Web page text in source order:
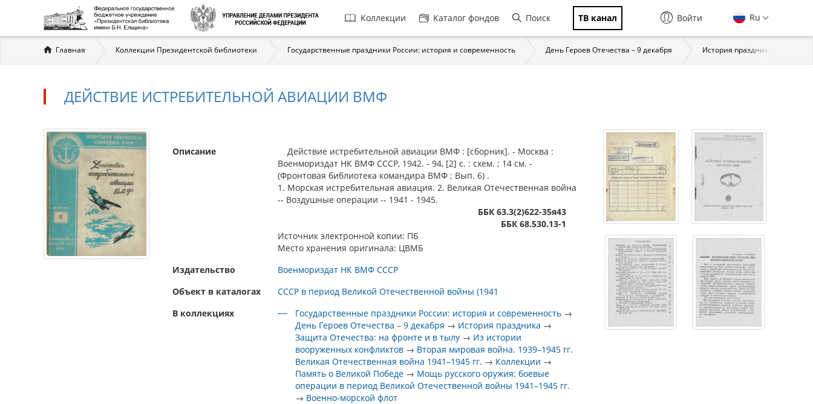
Главная
навигация
Коллекции Каталог фондов Поиск ТВ канал Ru
Войти
Вы
здесь
Главная Коллекции Президентской библиотеки Государственные праздники России: история и современность День Героев Отечества – 9 декабря История праздника
ДЕЙСТВИЕ ИСТРЕБИТЕЛЬНОЙ АВИАЦИИ ВМФ
Описание
Действие истребительной авиации ВМФ : [сборник]. - Москва :
Военмориздат НК ВМФ СССР, 1942. - 94, [2] с. : схем. ; 14 см. -
(Фронтовая библиотека командира ВМФ ; Вып. 6) .
1. Морская истребительная авиация. 2. Великая Отечественная война
-- Воздушные операции -- 1941 - 1945.
ББК 63.3(2)622-35я43
ББК 68.530.13-1
Источник электронной копии: ПБ
Место хранения оригинала: ЦВМБ
Издательство
Военмориздат НК ВМФ СССР
Объект в каталогах
СССР в период Великой Отечественной войны (1941
В коллекциях
Государственные праздники России: история и современность →
День Героев Отечества – 9 декабря → История праздника →
Защита Отечества: на фронте и в тылу → Из истории
вооруженных конфликтов → Вторая мировая война. 1939–1945 гг.
Великая Отечественная война 1941–1945 гг. → Коллекции →
Память о Великой Победе → Мощь русского оружия: боевые
операции в период Великой Отечественной войны 1941–1945 гг.
→ Военно-морской флот